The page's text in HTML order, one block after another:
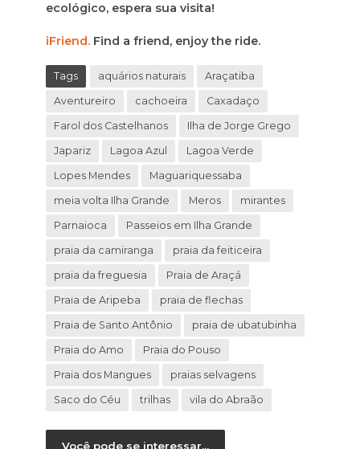
ecológico, espera sua visita!
iFriend.Find a friend, enjoy the ride.
Tags aquários naturais Araçatiba
Aventureiro cachoeira Caxadaço
Farol dos Castelhanos Ilha de Jorge Grego
Japariz Lagoa Azul Lagoa Verde
Lopes Mendes Maguariquessaba
meia volta Ilha Grande Meros mirantes
Parnaioca Passeios em Ilha Grande
praia da camiranga praia da feiticeira
praia da freguesia Praia de Araçá
Praia de Aripeba praia de flechas
Praia de Santo Antônio praia de ubatubinha
Praia do Amo Praia do Pouso
Praia dos Mangues praias selvagens
Saco do Céu trilhas vila do Abraão
Você pode se interessar...